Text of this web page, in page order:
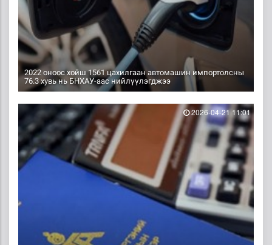
2022 оноос хойш 1561 цахилгаан автомашин импортолсны
76.3 хувь нь БНХАУ-аас нийлүүлэгджээ
2026-04-21 11:01